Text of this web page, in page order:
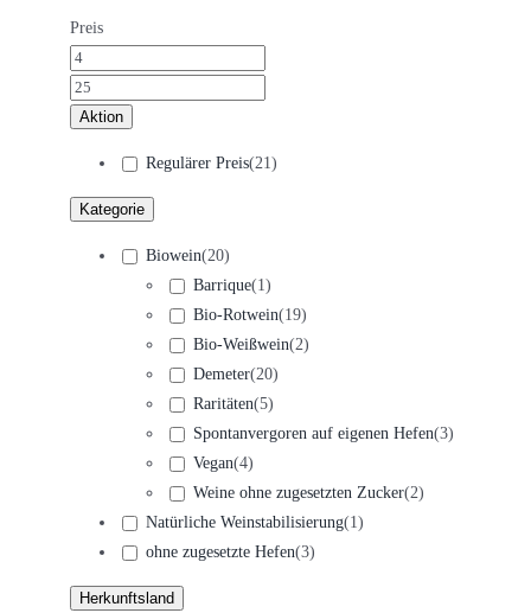
Preis
Aktion
Regulärer Preis(21)
Kategorie
Biowein(20)
Barrique(1)
Bio-Rotwein(19)
Bio-Weißwein(2)
Demeter(20)
Raritäten(5)
Spontanvergoren auf eigenen Hefen(3)
Vegan(4)
Weine ohne zugesetzten Zucker(2)
Natürliche Weinstabilisierung(1)
ohne zugesetzte Hefen(3)
Herkunftsland